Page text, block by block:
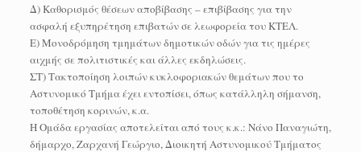
Δ) Καθορισμός θέσεων αποβίβασης – επιβίβασης για την
ασφαλή εξυπηρέτηση επιβατών σε λεωφορεία του ΚΤΕΛ.
Ε) Μονοδρόμηση τμημάτων δημοτικών οδών για τις ημέρες
αιχμής σε πολιτιστικές και άλλες εκδηλώσεις.
ΣΤ) Τακτοποίηση λοιπών κυκλοφοριακών θεμάτων που το
Αστυνομικό Τμήμα έχει εντοπίσει, όπως κατάλληλη σήμανση,
τοποθέτηση κορινών, κ.α.
Η Ομάδα εργασίας αποτελείται από τους κ.κ.: Νάνο Παναγιώτη,
δήμαρχο, Ζαρχανή Γεώργιο, Διοικητή Αστυνομικού Τμήματος